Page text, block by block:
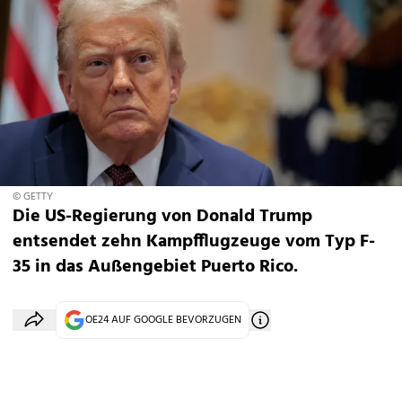
© GETTY
Die US-Regierung von Donald Trump
entsendet zehn Kampfflugzeuge vom Typ F-
35 in das Außengebiet Puerto Rico.
OE24 AUF GOOGLE BEVORZUGEN